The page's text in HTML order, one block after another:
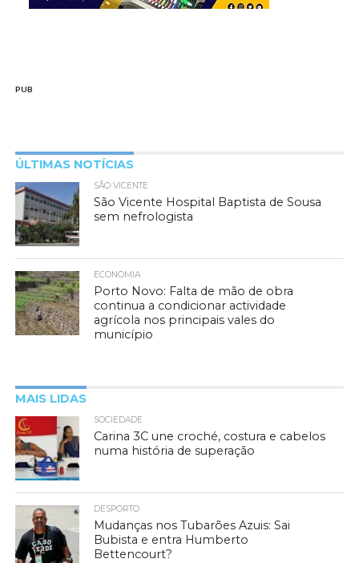
PUB
ÚLTIMAS NOTÍCIAS
SÃO VICENTE
São Vicente Hospital Baptista de Sousa
sem nefrologista
ECONOMIA
Porto Novo: Falta de mão de obra
continua a condicionar actividade
agrícola nos principais vales do
município
MAIS LIDAS
SOCIEDADE
Carina 3C une croché, costura e cabelos
numa história de superação
DESPORTO
Mudanças nos Tubarões Azuis: Sai
Bubista e entra Humberto
Bettencourt?